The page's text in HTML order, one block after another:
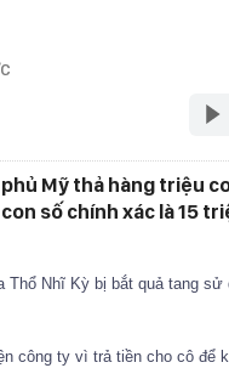
Mỹ thả hàng triệu
số chính xác là 15
Thổ Nhĩ Kỳ bị bắt quả tang
công ty vì trả tiền cho cô để